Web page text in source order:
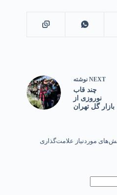
NEXT نوشته
چند قاب
نوروزی از
بازار گل تهران
موردنیاز علامت‌گذاری